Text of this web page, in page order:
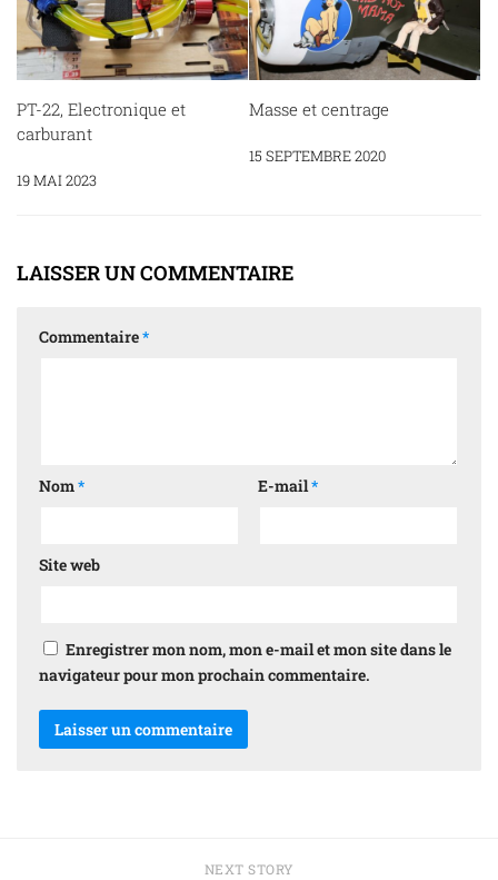
PT-22, Electronique et
carburant
19 MAI 2023
Masse et centrage
15 SEPTEMBRE 2020
LAISSER UN COMMENTAIRE
Commentaire*
Nom* E-mail*
Site web
Enregistrer mon nom, mon e-mail et mon site dans le
navigateur pour mon prochain commentaire.
NEXT STORY